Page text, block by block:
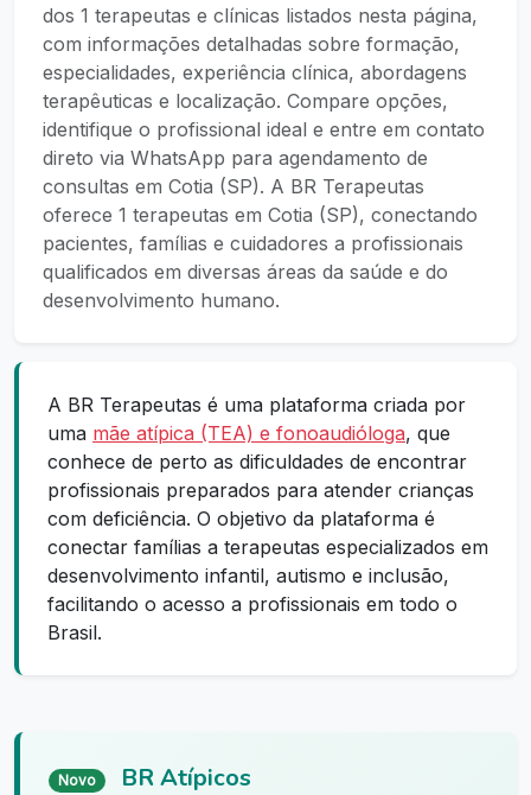
dos 1 terapeutas e clínicas listados nesta página,
com informações detalhadas sobre formação,
especialidades, experiência clínica, abordagens
terapêuticas e localização. Compare opções,
identifique o profissional ideal e entre em contato
direto via WhatsApp para agendamento de
consultas em Cotia (SP). A BR Terapeutas
oferece 1 terapeutas em Cotia (SP), conectando
pacientes, famílias e cuidadores a profissionais
qualificados em diversas áreas da saúde e do
desenvolvimento humano.
A BR Terapeutas é uma plataforma criada por
uma mãe atípica (TEA) e fonoaudióloga, que
conhece de perto as dificuldades de encontrar
profissionais preparados para atender crianças
com deficiência. O objetivo da plataforma é
conectar famílias a terapeutas especializados em
desenvolvimento infantil, autismo e inclusão,
facilitando o acesso a profissionais em todo o
Brasil.
Novo BR Atípicos